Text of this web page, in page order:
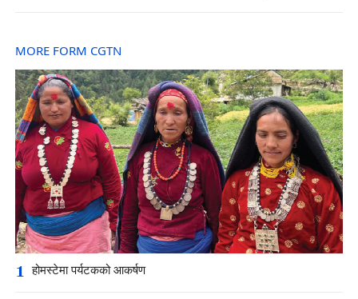
MORE FORM CGTN
1 होमस्टेमा पर्यटकको आकर्षण